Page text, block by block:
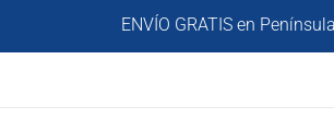
ENVÍO GRATIS en